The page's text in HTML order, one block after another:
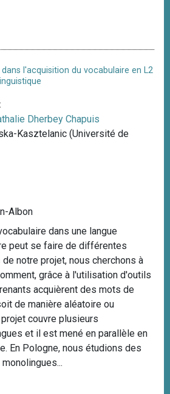
l'acquisition du vocabulaire en L2
Dherbey Chapuis
Kasztelanic (Université de
Albon
dans une langue
peut se faire de différentes
notre projet, nous cherchons à
grâce à l'utilisation d'outils
acquièrent des mots de
de manière aléatoire ou
couvre plusieurs
et il est mené en parallèle en
En Pologne, nous étudions des